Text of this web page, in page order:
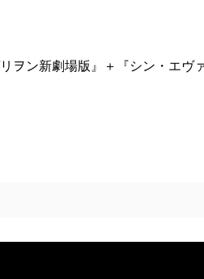
ヲン新劇場版』＋『シン・エ